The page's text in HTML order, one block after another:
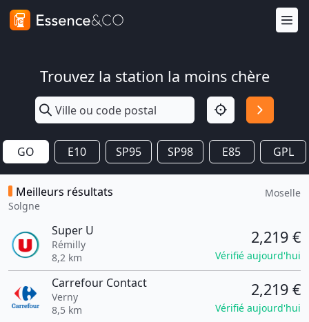
Trouvez la station la moins chère
GO E10 SP95 SP98 E85 GPL
Meilleurs résultats
Solgne
Moselle
Super U
Rémilly
8,2 km
2,219 €
Vérifié aujourd'hui
Carrefour Contact
Verny
8,5 km
2,219 €
Vérifié aujourd'hui